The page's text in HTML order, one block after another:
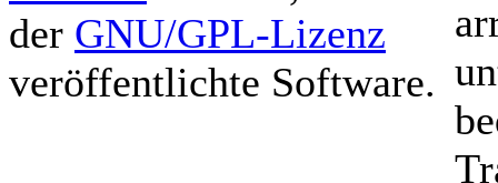
der GNU/GPL-Lizenz
veröffentlichte Software.